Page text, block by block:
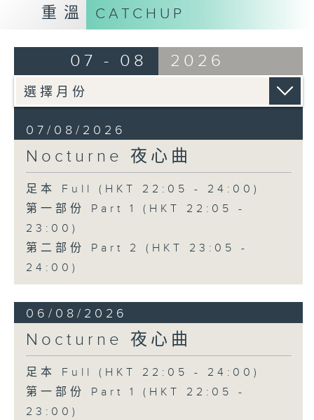
重溫 CATCHUP
07 - 08 2026
07/08/2026
Nocturne 夜心曲
足本 Full (HKT 22:05 - 24:00)
第一部份 Part 1 (HKT 22:05 -
23:00)
第二部份 Part 2 (HKT 23:05 -
24:00)
06/08/2026
Nocturne 夜心曲
足本 Full (HKT 22:05 - 24:00)
第一部份 Part 1 (HKT 22:05 -
23:00)